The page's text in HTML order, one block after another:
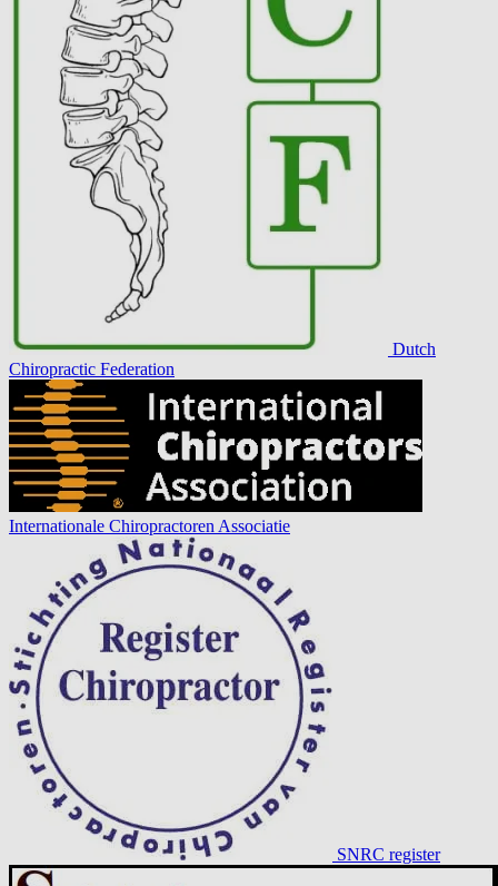
Dutch
Chiropractic Federation
Internationale Chiropractoren Associatie
SNRC register